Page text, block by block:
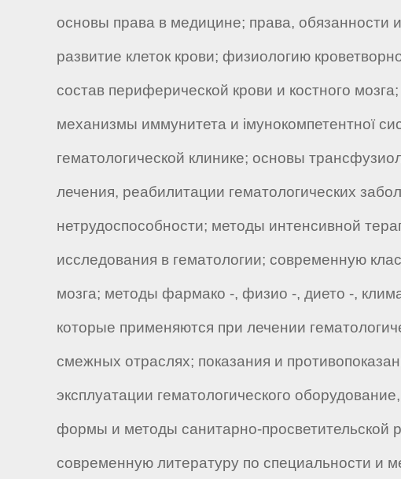
основы права в медицине; права, обязанности
развитие клеток крови; физиологию
состав периферической крови и костного
механизмы иммунитета и імунокомпетентної
гематологической клинике; основы
лечения, реабилитации гематологических
нетрудоспособности; методы интенсивной
исследования в гематологии; современную
мозга; методы фармако -, физио -, дието -,
которые применяются при лечении
смежных отраслях; показания и
эксплуатации гематологического
формы и методы санитарно-просветительской
современную литературу по специальности и